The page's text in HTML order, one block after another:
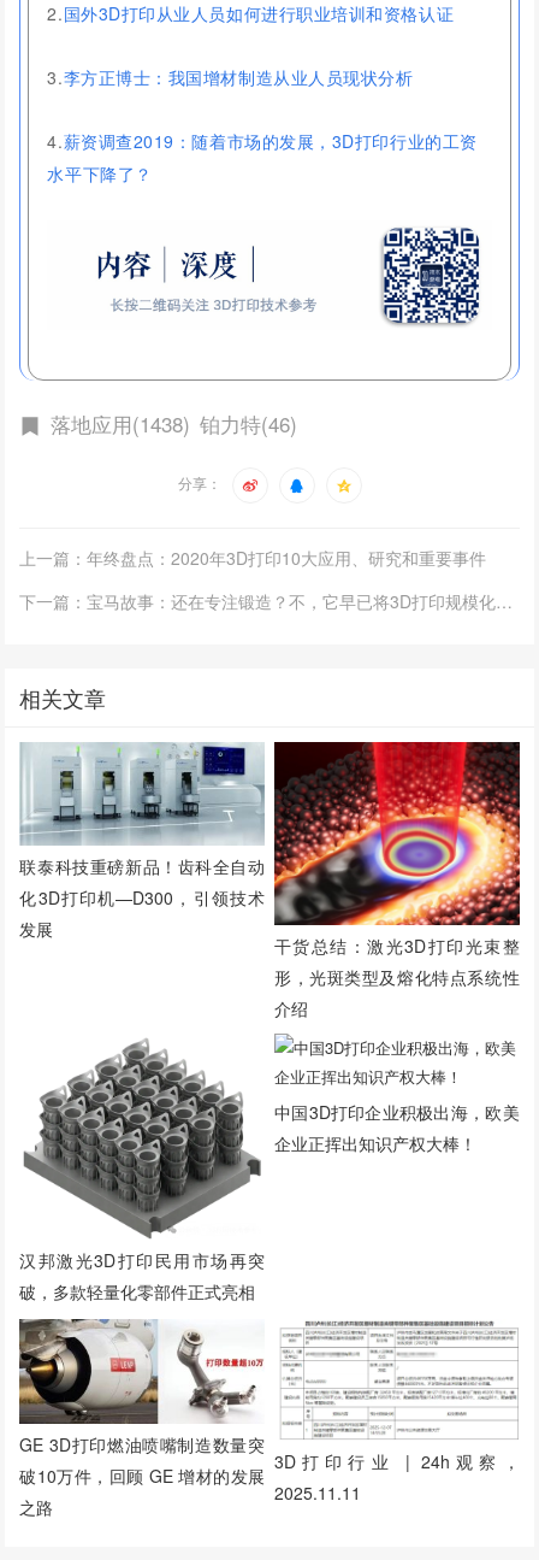
2.国外3D打印从业人员如何进行职业培训和资格认证
3.李方正博士：我国增材制造从业人员现状分析
4.薪资调查2019：随着市场的发展，3D打印行业的工资
水平下降了？
落地应用(1438) 铂力特(46)
分享：
上一篇：年终盘点：2020年3D打印10大应用、研究和重要事件
下一篇：宝马故事：还在专注锻造？不，它早已将3D打印规模化应用在日常生产中
相关文章
联泰科技重磅新品！齿科全自动
化3D打印机—D300，引领技术
发展
干货总结：激光3D打印光束整
形，光斑类型及熔化特点系统性
介绍
汉邦激光3D打印民用市场再突
破，多款轻量化零部件正式亮相
中国3D打印企业积极出海，欧美
企业正挥出知识产权大棒！
GE 3D打印燃油喷嘴制造数量突
破10万件，回顾 GE 增材的发展
之路
3D打印行业 | 24h观察，
2025.11.11